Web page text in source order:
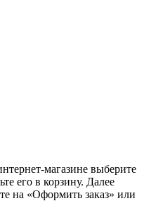
магазине выберите
его в корзину. Далее
на «Оформить заказ» или